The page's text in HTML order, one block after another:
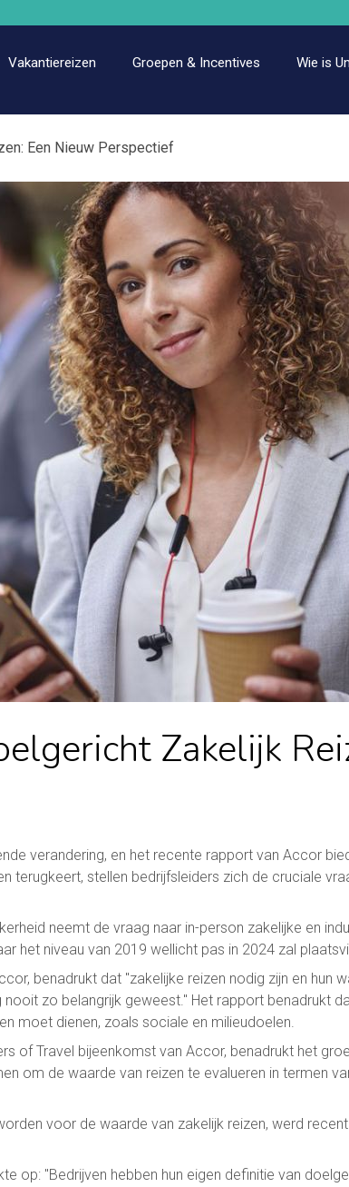
Vakantiereizen Groepen & Incentives Wie is
Een Nieuw Perspectief
Zakelijk
verandering, en het recente rapport van Accor
terugkeert, stellen bedrijfsleiders zich de cruciale
neemt de vraag naar in-person zakelijke en
het niveau van 2019 wellicht pas in 2024 zal
benadrukt dat "zakelijke reizen nodig zijn en hun
zo belangrijk geweest." Het rapport benadrukt
moet dienen, zoals sociale en milieudoelen.
of Travel bijeenkomst van Accor, benadrukt het
om de waarde van reizen te evalueren in termen
voor de waarde van zakelijk reizen, werd
op: "Bedrijven hebben hun eigen definitie van